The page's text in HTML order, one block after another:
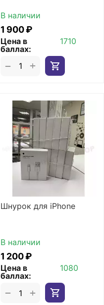
В наличии
1 900₽
Цена в
баллах:
1710
+
−
Шнурок для iPhone
В наличии
1 200₽
Цена в
баллах:
1080
+
−